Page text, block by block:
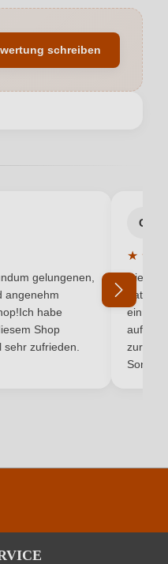
Barrique
Chianti Classico DOCG
Rot
Rotwein
schreiben
Passwort vergessen
von 5 von 5 Sternen
gelungenen,
angenehm
habe
Shop
zufrieden.
G
★ ★
Die
hat
einmal
auf
zurück
Son...